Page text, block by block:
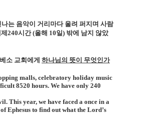
는 음악이 거리마다 울려 퍼지며 사람
240시간(올해 10일) 밖에 남지 않았
소 교회에게 하나님의 뜻이 무엇인가
malls, celebratory holiday music
8520 hours. We have only 240
This year, we have faced a once in a
Ephesus to find out what the Lord’s